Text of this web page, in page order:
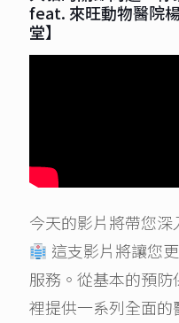
feat. 來旺動物醫院
堂】
今天的影片將帶您深
這支影片將讓您
服務。從基本的預
裡提供一系列全面